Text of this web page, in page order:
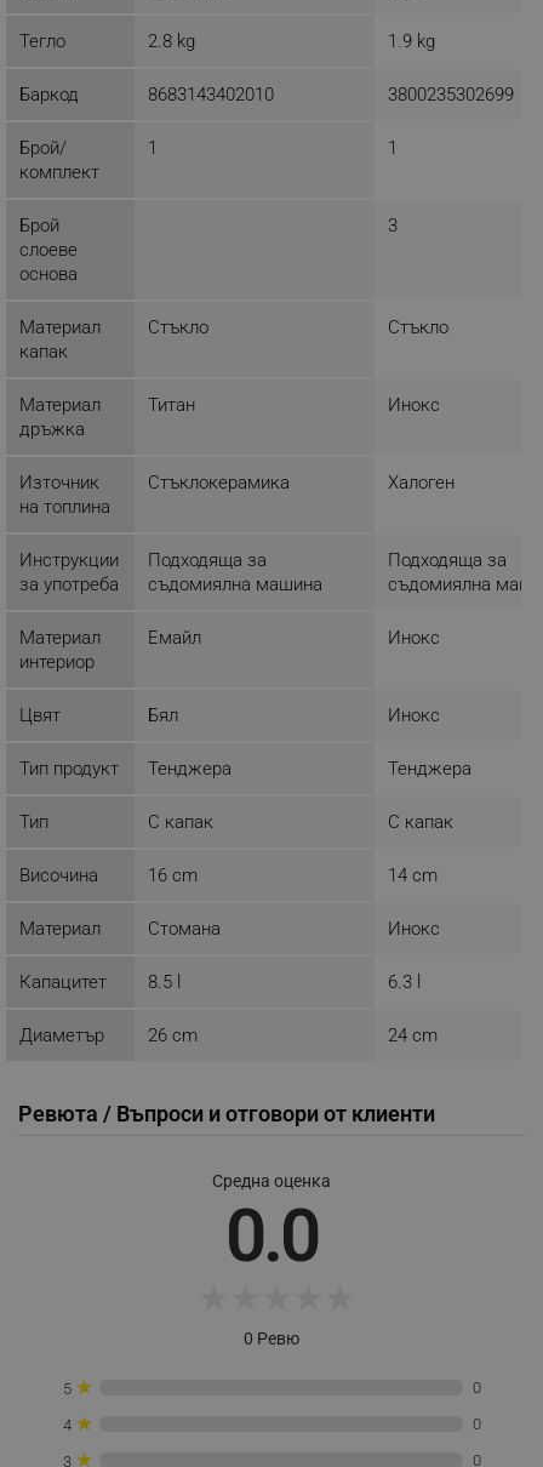
Тегло 2.8 kg 1.9 kg
Баркод 8683143402010 3800235302699
Брой/
комплект
1 1
Брой
слоеве
основа
3
Материал
капак
Стъкло Стъкло
Материал
дръжка
Титан Инокс
Източник
на топлина
Стъклокерамика Халоген
Инструкции
за употреба
Подходяща за
съдомиялна машина
Подходяща за
съдомиялна
Материал
интериор
Емайл Инокс
Цвят Бял Инокс
Тип продукт Тенджера Тенджера
Тип С капак С капак
Височина 16 cm 14 cm
Материал Стомана Инокс
Капацитет 8.5 l 6.3 l
Диаметър 26 cm 24 cm
Ревюта / Въпроси и отговори от клиенти
Средна оценка
0.0
0 Ревю
5 ★ 0
4 ★ 0
3 ★ 0
основната функционалност на уебсайта, като
click_code_ps
.alleop.bg
_nzm_nosubscribe_92166-7699
.alleop.bg
_sgf_push_permission_asked .alleop.bg
_sgf_delayed_actions,
Google Privacy Policy